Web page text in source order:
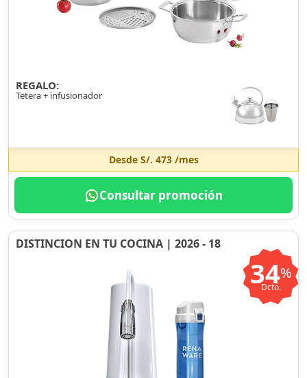
REGALO:
Tetera + infusionador
Desde S/. 473/mes
Consultar promoción
DISTINCION EN TU COCINA | 2026 - 18
34%
Dcto.